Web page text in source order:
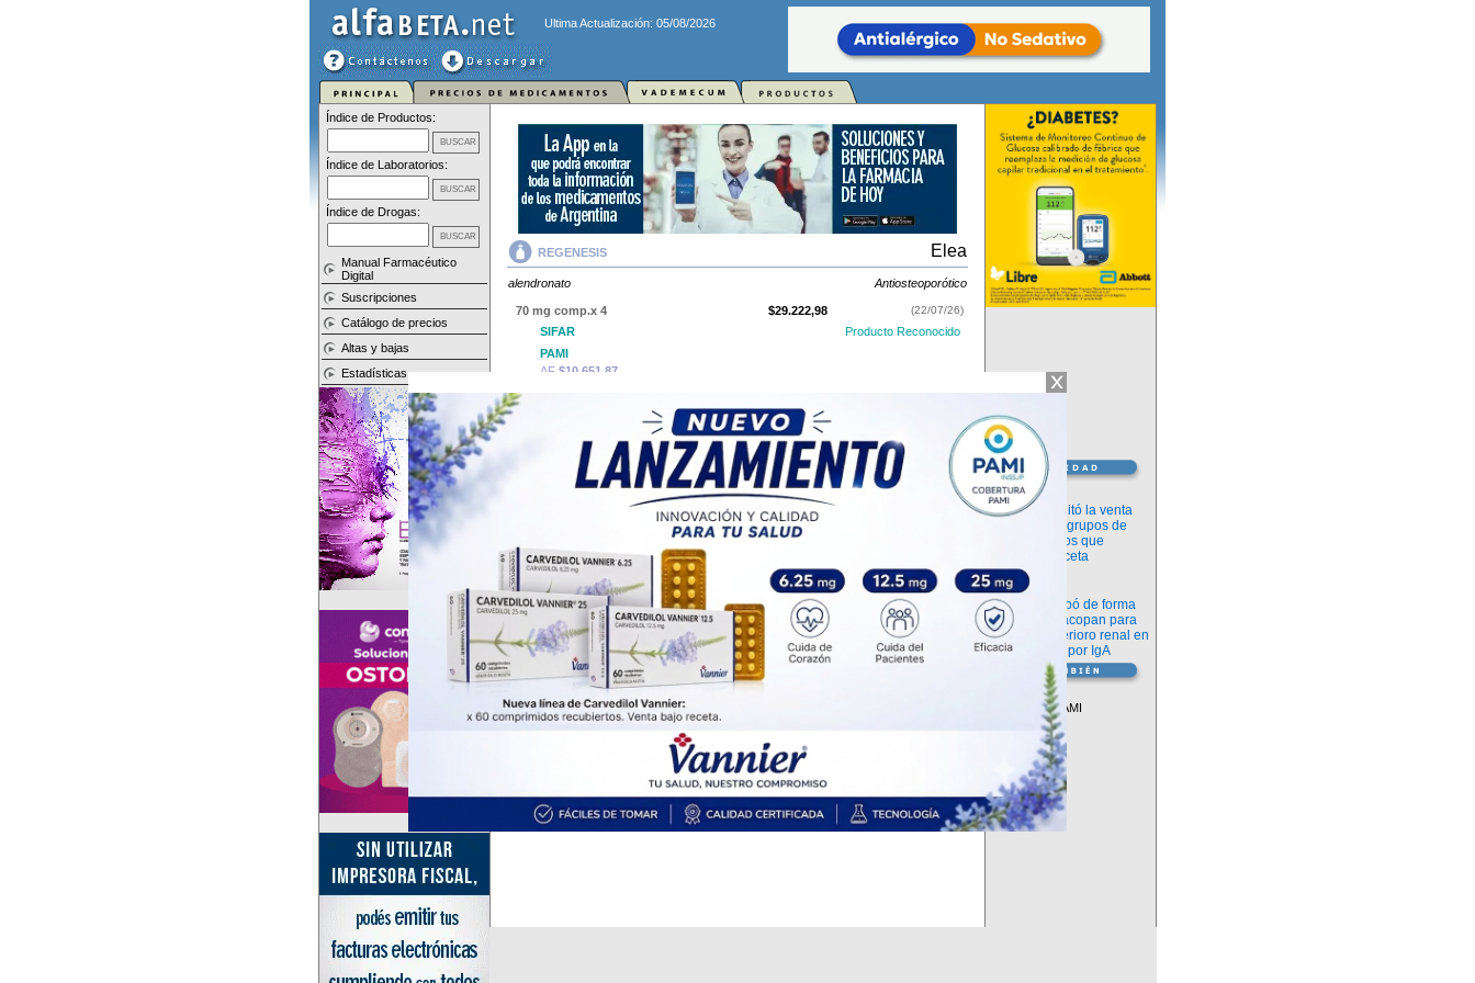
Ultima Actualización: 05/08/2026
Índice de Productos:
Índice de Laboratorios:
Índice de Drogas:
Manual Farmacéutico
Digital
Suscripciones
Catálogo de precios
Altas y bajas
Estadísticas
REGENESIS Elea
alendronato Antiosteoporótico
70 mg comp.x 4 $29.222,98 (22/07/26)
SIFAR
Producto Reconocido
PAMI
AF $10.651,87
$18.366,65
REGENESIScontienealendronatoy se indica comoAntiosteoporótico
Es producido por Eleay cuenta con 1 presentación disponible.
Algunas presentaciones cuentan con cobertura PAMI.
Explorar más
Otros productos con alendronato
Otros productos de
Elea
Información
ANMAT habilitó la venta
libre de diez grupos de
medicamentos que
requerían receta
Novedades
La FDA aprobó de forma
definitiva iptacopan para
frenar el deterioro renal en
la nefropatía por IgA
Vademécum
Descuentos PAMI